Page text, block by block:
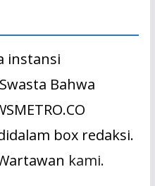
instansi
Bahwa
box redaksi.
kami.